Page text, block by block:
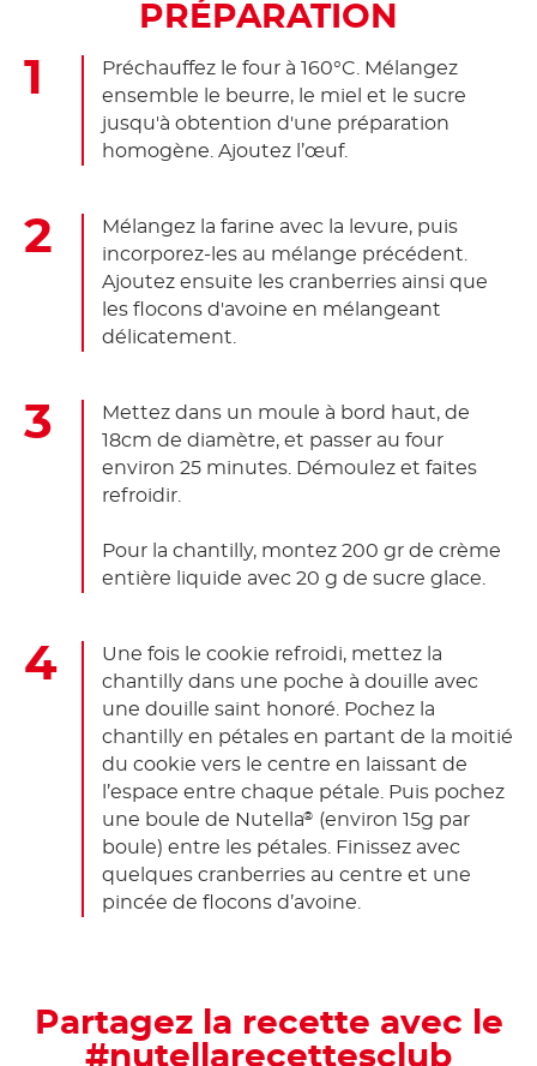
PRÉPARATION
Préchauffez le four à 160°C. Mélangez
ensemble le beurre, le miel et le sucre
jusqu'à obtention d'une préparation
homogène. Ajoutez l’œuf.
Mélangez la farine avec la levure, puis
incorporez-les au mélange précédent.
Ajoutez ensuite les cranberries ainsi que
les flocons d'avoine en mélangeant
délicatement.
Mettez dans un moule à bord haut, de
18cm de diamètre, et passer au four
environ 25 minutes. Démoulez et faites
refroidir.
Pour la chantilly, montez 200 gr de crème
entière liquide avec 20 g de sucre glace.
Une fois le cookie refroidi, mettez la
chantilly dans une poche à douille avec
une douille saint honoré. Pochez la
chantilly en pétales en partant de la moitié
du cookie vers le centre en laissant de
l’espace entre chaque pétale. Puis pochez
une boule de Nutella® (environ 15g par
boule) entre les pétales. Finissez avec
quelques cranberries au centre et une
pincée de flocons d’avoine.
Partagez la recette avec le
#nutellarecettesclub